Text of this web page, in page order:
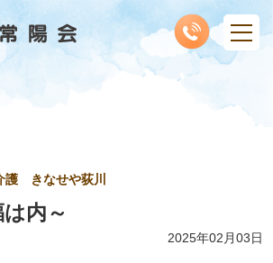
護 きなせや荻川
内～
2025年02月03日